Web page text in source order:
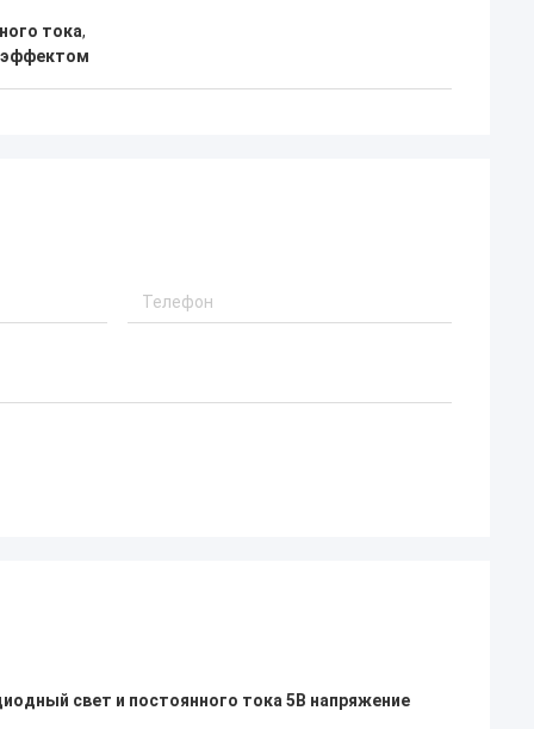
тока,
свет и постоянного тока 5В напряжение